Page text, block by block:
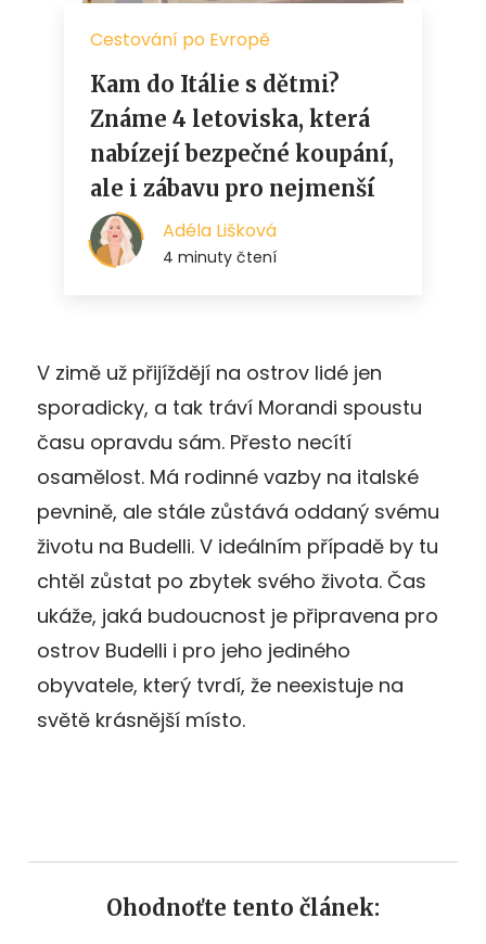
V zimě už přijíždějí na ostrov lidé jen
sporadicky, a tak tráví Morandi spoustu
času opravdu sám. Přesto necítí
osamělost. Má rodinné vazby na italské
pevnině, ale stále zůstává oddaný svému
životu na Budelli. V ideálním případě by tu
chtěl zůstat po zbytek svého života. Čas
ukáže, jaká budoucnost je připravena pro
ostrov Budelli i pro jeho jediného
obyvatele, který tvrdí, že neexistuje na
světě krásnější místo.
Ohodnoťte tento článek: